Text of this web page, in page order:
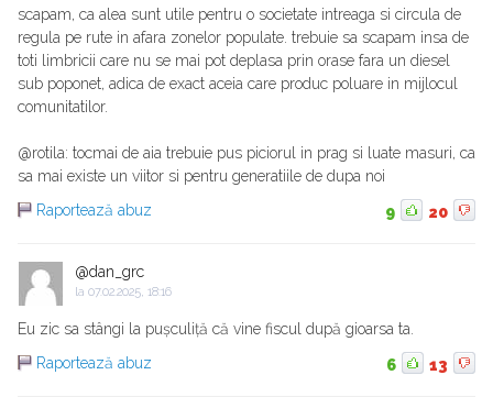
scapam, ca alea sunt utile pentru o societate intreaga si circula de
regula pe rute in afara zonelor populate. trebuie sa scapam insa de
toti limbricii care nu se mai pot deplasa prin orase fara un diesel
sub poponet, adica de exact aceia care produc poluare in mijlocul
comunitatilor.
@rotila: tocmai de aia trebuie pus piciorul in prag si luate masuri, ca
sa mai existe un viitor si pentru generatiile de dupa noi
Raportează abuz
9 20
@dan_grc
la 07.02.2025, 18:16
Eu zic sa stângi la pușculiță că vine fiscul după gioarsa ta.
Raportează abuz
6 13